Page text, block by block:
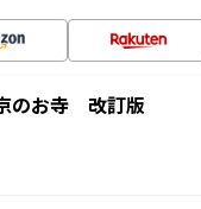
のお寺 改訂版